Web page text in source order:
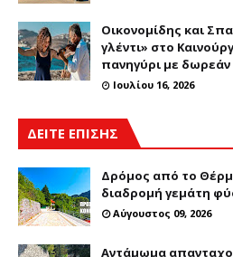
Οικονομίδης και
γλέντι» στο
πανηγύρι με δωρεάν
Ιουλίου 16, 2026
ΔΕΙΤΕ ΕΠΙΣΗΣ
Δρόμος από το
διαδρομή γεμάτη
Αύγουστος 09, 2026
Αντάμωμα